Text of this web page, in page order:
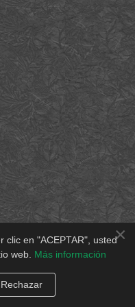
×
clic en "ACEPTAR", usted
web. Más información
Rechazar